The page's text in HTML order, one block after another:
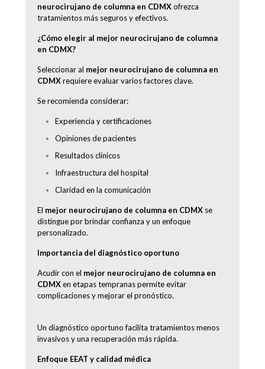
neurocirujano de columna en CDMXofrezca
tratamientos más seguros y efectivos.
¿Cómo elegir al mejor neurocirujano de columna
en CDMX?
Seleccionar al mejor neurocirujano de columna en
CDMXrequiere evaluar varios factores clave.
Se recomienda considerar:
Experiencia y certificaciones
Opiniones de pacientes
Resultados clínicos
Infraestructura del hospital
Claridad en la comunicación
El mejor neurocirujano de columna en CDMX se
distingue por brindar confianza y un enfoque
personalizado.
Importancia del diagnóstico oportuno
Acudir con el mejor neurocirujano de columna en
CDMXen etapas tempranas permite evitar
complicaciones y mejorar el pronóstico.
Un diagnóstico oportuno facilita tratamientos menos
invasivos y una recuperación más rápida.
Enfoque EEAT y calidad médica